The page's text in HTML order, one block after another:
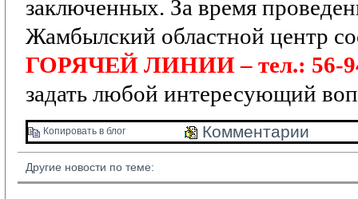
заключенных. За время
Жамбылский областной центр
ГОРЯЧЕЙ ЛИНИИ – тел.: 56-
задать любой интересующий
Копировать в блог Комментарии
Другие новости по теме: